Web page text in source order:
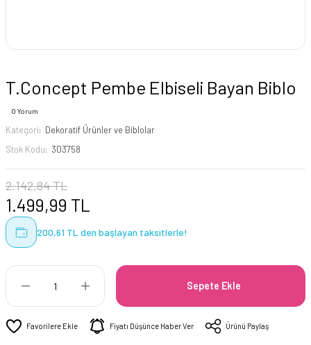
T.Concept Pembe Elbiseli Bayan Biblo
0 Yorum
Kategori
Dekoratif Ürünler ve Biblolar
Stok Kodu
303758
2.142,84 TL
1.499,99 TL
200,61 TL den başlayan taksitlerle!
Sepete Ekle
Fiyatı Düşünce Haber Ver Ürünü Paylaş